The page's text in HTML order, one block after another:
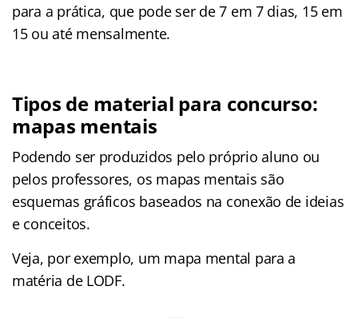
para a prática, que pode ser de 7 em 7 dias, 15 em
15 ou até mensalmente.
Tipos de material para concurso:
mapas mentais
Podendo ser produzidos pelo próprio aluno ou
pelos professores, os mapas mentais são
esquemas gráficos baseados na conexão de ideias
e conceitos.
Veja, por exemplo, um mapa mental para a
matéria de LODF.